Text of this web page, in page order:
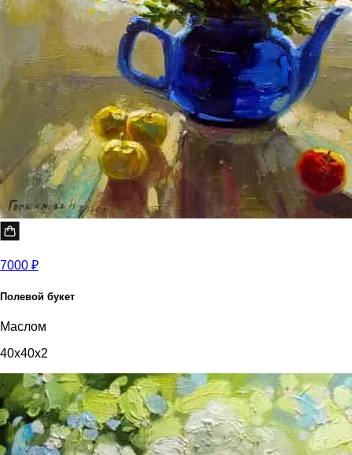
7000 ₽
Полевой букет
Маслом
40x40x2